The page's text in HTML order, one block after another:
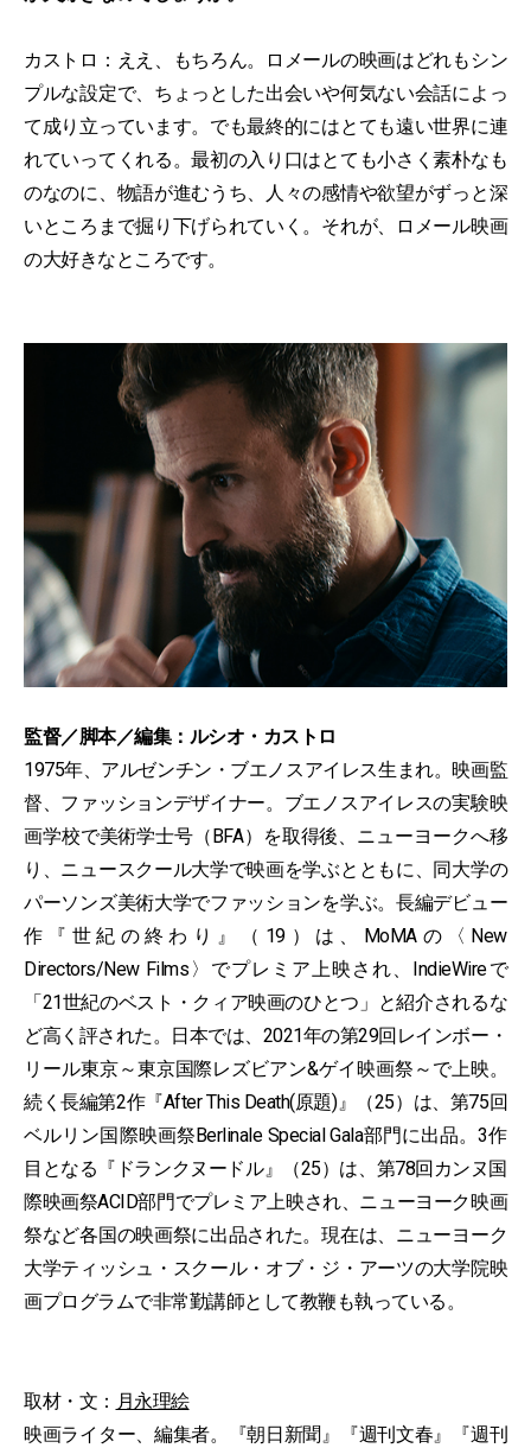
カストロ：ええ、もちろん。ロメールの映画はどれもシン
プルな設定で、ちょっとした出会いや何気ない会話によっ
て成り立っています。でも最終的にはとても遠い世界に連
れていってくれる。最初の入り口はとても小さく素朴なも
のなのに、物語が進むうち、人々の感情や欲望がずっと深
いところまで掘り下げられていく。それが、ロメール映画
の大好きなところです。
監督／脚本／編集：ルシオ・カストロ
1975年、アルゼンチン・ブエノスアイレス生まれ。映画監
督、ファッションデザイナー。ブエノスアイレスの実験映
画学校で美術学士号（BFA）を取得後、ニューヨークへ移
り、ニュースクール大学で映画を学ぶとともに、同大学の
パーソンズ美術大学でファッションを学ぶ。長編デビュー
作『世紀の終わり』（19）は、MoMAの〈New
Directors/New Films〉でプレミア上映され、IndieWireで
「21世紀のベスト・クィア映画のひとつ」と紹介されるな
ど高く評された。日本では、2021年の第29回レインボー・
リール東京～東京国際レズビアン&ゲイ映画祭～で上映。
続く長編第2作『After This Death(原題)』（25）は、第75回
ベルリン国際映画祭Berlinale Special Gala部門に出品。3作
目となる『ドランクヌードル』（25）は、第78回カンヌ国
際映画祭ACID部門でプレミア上映され、ニューヨーク映画
祭など各国の映画祭に出品された。現在は、ニューヨーク
大学ティッシュ・スクール・オブ・ジ・アーツの大学院映
画プログラムで非常勤講師として教鞭も執っている。
取材・文： 月永理絵
映画ライター、編集者。『朝日新聞』『週刊文春』『週刊